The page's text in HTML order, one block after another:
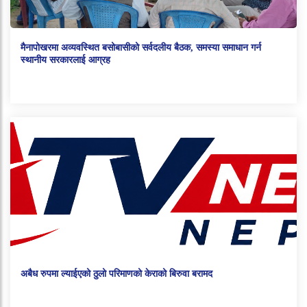
मैनापोखरमा अव्यवस्थित बसोबासीको सर्वदलीय बैठक, समस्या समाधान गर्न
स्थानीय सरकारलाई आग्रह
अबैध रुपमा ल्याईएको ठुलो परिमाणको केराको बिरुवा बरामद